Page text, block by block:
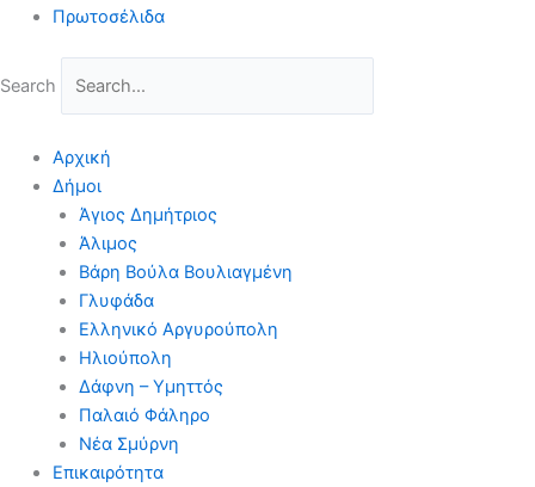
Πρωτοσέλιδα
Search
Αρχική
Δήμοι
Άγιος Δημήτριος
Άλιμος
Βάρη Βούλα Βουλιαγμένη
Γλυφάδα
Ελληνικό Αργυρούπολη
Ηλιούπολη
Δάφνη – Υμηττός
Παλαιό Φάληρο
Νέα Σμύρνη
Επικαιρότητα